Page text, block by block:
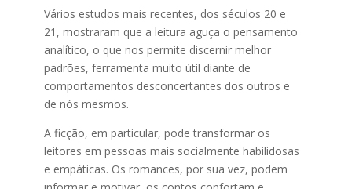
Vários estudos mais recentes, dos séculos 20 e
21, mostraram que a leitura aguça o pensamento
analítico, o que nos permite discernir melhor
padrões, ferramenta muito útil diante de
comportamentos desconcertantes dos outros e
de nós mesmos.
A ficção, em particular, pode transformar os
leitores em pessoas mais socialmente habilidosas
e empáticas. Os romances, por sua vez, podem